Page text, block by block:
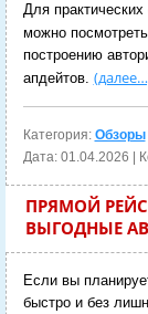
Для
можно посмотреть
построению
апдейтов.
Категория: Обзоры
Дата: 01.04.2026 |
ПРЯМОЙ
ВЫГОДНЫЕ
Если вы
быстро и без